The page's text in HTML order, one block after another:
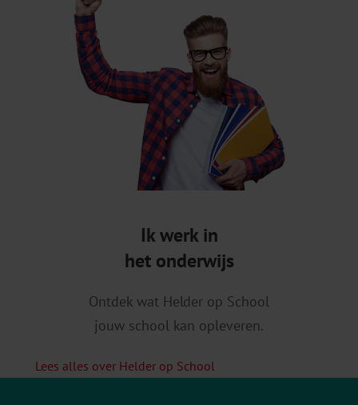
Ik werk in
het onderwijs
Ontdek wat Helder op School
jouw school kan opleveren.
Lees alles over Helder op School